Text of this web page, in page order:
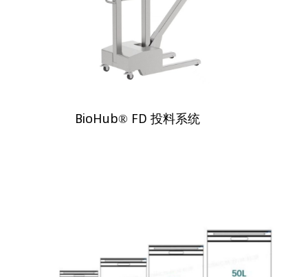
BioHub® FD 投料系统